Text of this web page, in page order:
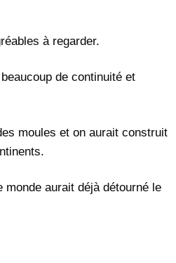
à regarder.
de continuité et
moules et on aurait construit
aurait déjà détourné le